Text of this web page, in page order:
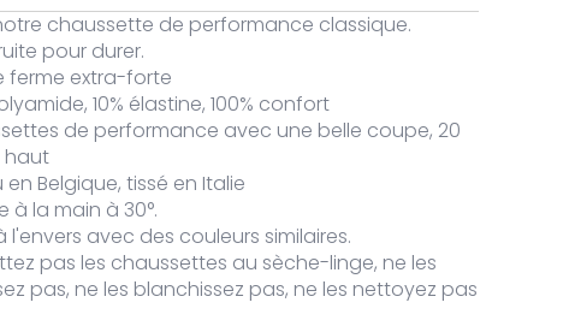
chaussette de performance classique.
pour durer.
ferme extra-forte
10% élastine, 100% confort
de performance avec une belle coupe, 20
haut
Belgique, tissé en Italie
à la main à 30°.
l'envers avec des couleurs similaires.
pas les chaussettes au sèche-linge, ne les
pas, ne les blanchissez pas, ne les nettoyez pas
de Lightning 2.0 Performance Sokken
de Lightning 2.0 Performance Sokken